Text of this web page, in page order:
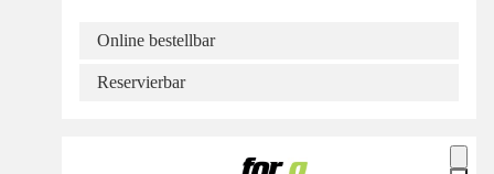
Online bestellbar
Reservierbar